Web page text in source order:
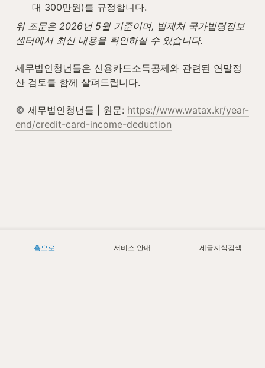
대 300만원)를 규정합니다.
위 조문은 2026년 5월 기준이며, 법제처 국가법령정보
센터에서 최신 내용을 확인하실 수 있습니다.
세무법인청년들은 신용카드소득공제와 관련된 연말정
산 검토를 함께 살펴드립니다.
세무법인청년들 | 원문: https://www.watax.kr/year-
end/credit-card-income-deduction
홈으로 서비스 안내 세금지식검색